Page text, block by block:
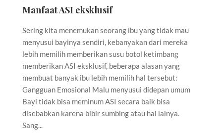
Manfaat ASI eksklusif
Sering kita menemukan seorang ibu yang tidak mau
menyusui bayinya sendiri, kebanyakan dari mereka
lebih memilih memberikan susu botol ketimbang
memberikan ASI eksklusif, beberapa alasan yang
membuat banyak ibu lebih memilih hal tersebut:
Gangguan Emosional Malu menyusui didepan umum
Bayi tidak bisa meminum ASI secara baik bisa
disebabkan karena bibir sumbing atau hal lainya.
Sang...